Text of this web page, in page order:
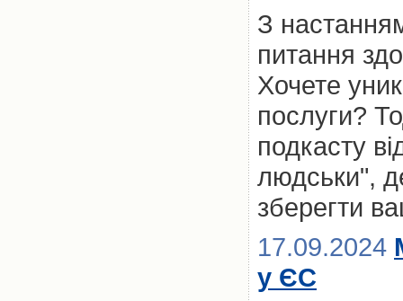
З
питання
Хочете
послуги?
подкасту
людськи",
зберегти
17.09.2024
у ЄС